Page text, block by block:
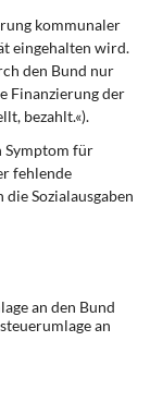
kommunaler
eingehalten wird.
den Bund nur
Finanzierung der
bezahlt.«).
Symptom für
fehlende
Sozialausgaben
an den Bund
an